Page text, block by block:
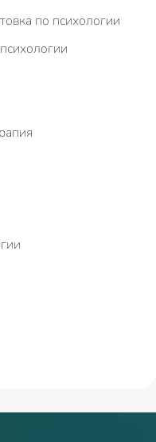
по психологии